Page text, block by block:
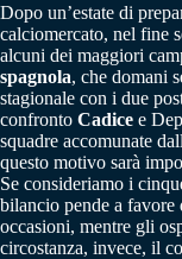
Dopo un’estate di
calciomercato, nel fine
alcuni dei maggiori
spagnola, che domani
stagionale con i due
confronto Cadice e
squadre accomunate
questo motivo sarà
Se consideriamo i
bilancio pende a favore
occasioni, mentre gli
circostanza, invece, il